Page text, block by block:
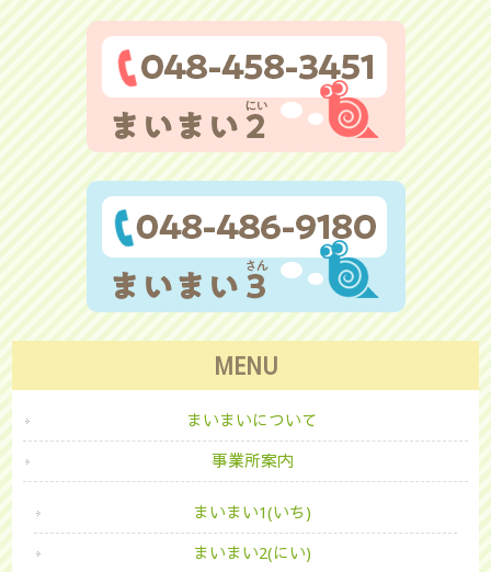
MENU
まいまいについて
事業所案内
まいまい1(いち)
まいまい2(にい)